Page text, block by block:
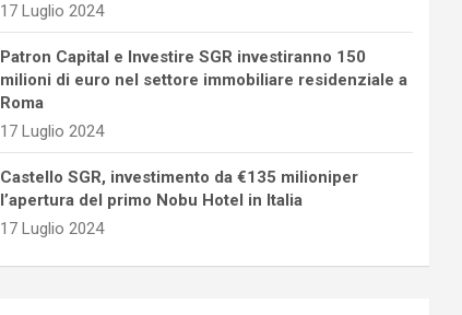
17 Luglio 2024
Patron Capital e Investire SGR investiranno 150
milioni di euro nel settore immobiliare residenziale a
Roma
17 Luglio 2024
Castello SGR, investimento da €135 milioniper
l’apertura del primo Nobu Hotel in Italia
17 Luglio 2024